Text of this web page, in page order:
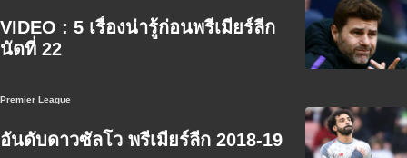
VIDEO : 5 เรื่องน่ารู้ก่อนพรีเมียร์ลีก
นัดที่ 22
Premier League
อันดับดาวซัลโว พรีเมียร์ลีก 2018-19